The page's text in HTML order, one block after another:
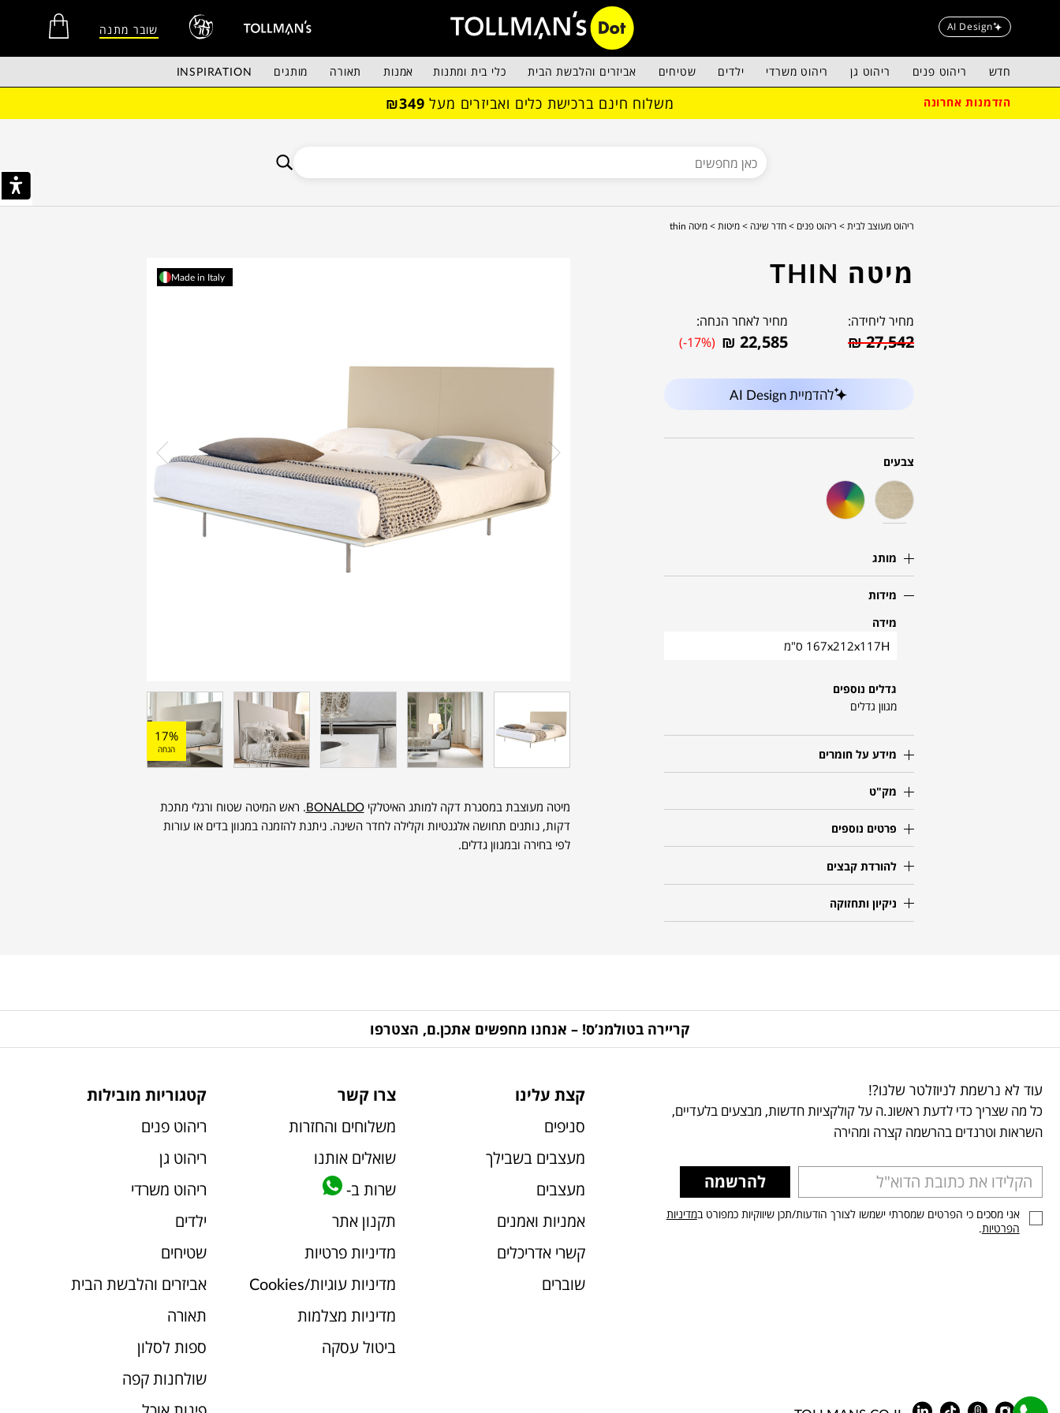
AI Design שובר מתנה
חדש ריהוט פנים ריהוט גן ריהוט משרדי ילדים שטיחים אביזרים והלבשת הבית כלי בית ומתנות אמנות תאורה מותגים INSPIRATION
הזדמנות אחרונה משלוח חינם ברכישת כלים ואביזרים מעל ₪349
ריהוט מעוצב לבית > ריהוט פנים > חדר שינה > מיטות > מיטה thin
מיטה THIN
מחיר ליחידה:
₪27,542
מחיר לאחר הנחה:
₪ 22,585
(-17%)
להדמיית AI Design
צבעים
מותג
מידות
מידה
167x212x117H ס"מ
גדלים נוספים
מגוון גדלים
מידע על חומרים
מק"ט
פרטים נוספים
להורדת קבצים
ניקיון ותחזוקה
Made in Italy
17%
הנחה
מיטה מעוצבת במסגרת דקה למותג האיטלקיBONALDO. ראש המיטה שטוח ורגלי מתכת
דקות, נותנים תחושה אלגנטיות וקלילה לחדר השינה. ניתנת להזמנה במגוון בדים או עורות
לפי בחירה ובמגוון גדלים.
קריירה בטולמנ’ס! – אנחנו מחפשים אתכן.ם, הצטרפו
עוד לא נרשמת לניוזלטר שלנו?!
כל מה שצריך כדי לדעת ראשונ.ה על קולקציות חדשות, מבצעים בלעדיים,
השראות וטרנדים בהרשמה קצרה ומהירה
להרשמה
אני מסכים כי הפרטים שמסרתי ישמשו לצורך הודעות/תכן שיווקיות כמפורט במדיניות
הפרטיות.
קצת עלינו
סניפים
מעצבים בשבילך
מעצבים
אמניות ואמנים
קשרי אדריכלים
שוברים
צרו קשר
משלוחים והחזרות
שואלים אותנו
שרות ב-
תקנון אתר
מדיניות פרטיות
מדיניות עוגיות/Cookies
מדיניות מצלמות
ביטול עסקה
קטגוריות מובילות
ריהוט פנים
ריהוט גן
ריהוט משרדי
ילדים
שטיחים
אביזרים והלבשת הבית
תאורה
ספות לסלון
שולחנות קפה